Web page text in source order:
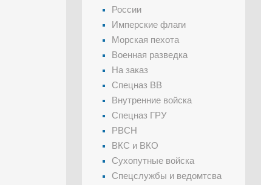
России
Имперские флаги
Морская пехота
Военная разведка
На заказ
Спецназ ВВ
Внутренние войска
Спецназ ГРУ
РВСН
ВКС и ВКО
Сухопутные войска
Спецслужбы и ведомтсва